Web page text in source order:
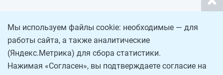
Мы используем файлы cookie: необходимые — для
работы сайта, а также аналитические
(Яндекс.Метрика) для сбора статистики.
Нажимая «Согласен», вы подтверждаете согласие на